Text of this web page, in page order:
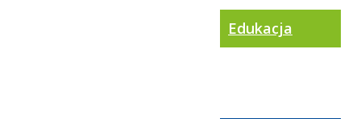
Edukacja